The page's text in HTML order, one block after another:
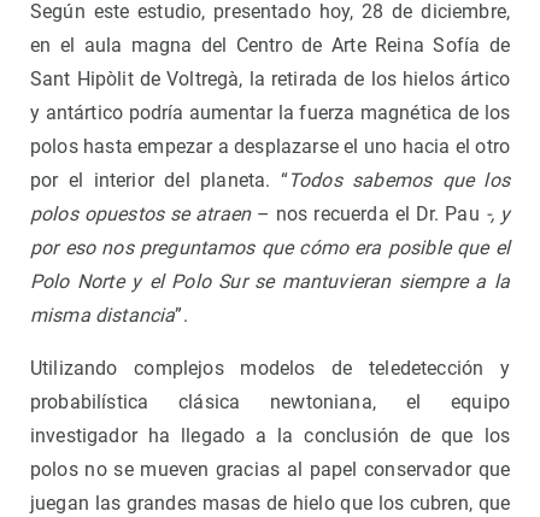
Según este estudio, presentado hoy, 28 de diciembre,
en el aula magna del Centro de Arte Reina Sofía de
Sant Hipòlit de Voltregà, la retirada de los hielos ártico
y antártico podría aumentar la fuerza magnética de los
polos hasta empezar a desplazarse el uno hacia el otro
por el interior del planeta. “Todos sabemos que los
polos opuestos se atraen– nos recuerda el Dr. Pau -, y
por eso nos preguntamos que cómo era posible que el
Polo Norte y el Polo Sur se mantuvieran siempre a la
misma distancia”.
Utilizando complejos modelos de teledetección y
probabilística clásica newtoniana, el equipo
investigador ha llegado a la conclusión de que los
polos no se mueven gracias al papel conservador que
juegan las grandes masas de hielo que los cubren, que